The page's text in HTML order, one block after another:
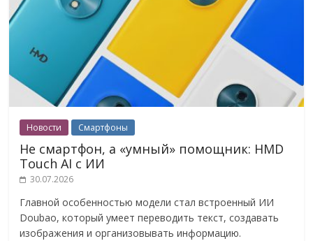
Новости Смартфоны
Не смартфон, а «умный» помощник: HMD
Touch AI с ИИ
30.07.2026
Главной особенностью модели стал встроенный ИИ
Doubao, который умеет переводить текст, создавать
изображения и организовывать информацию.